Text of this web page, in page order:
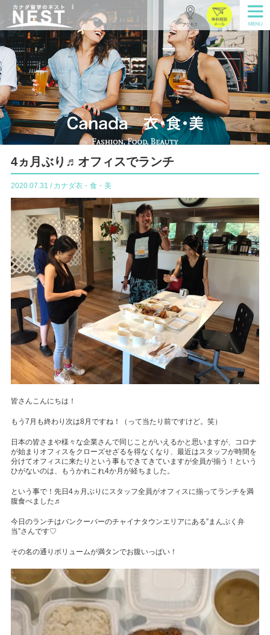
4ヵ月ぶり♬オフィスでランチ
2020.07.31 / カナダ衣・食・美
皆さんこんにちは！
もう7月も終わり次は8月ですね！（って当たり前ですけど。笑）
日本の皆さまや様々な企業さんで同じことがいえるかと思いますが、コロナ
が始まりオフィスをクローズせざるを得なくなり、最近はスタッフが時間を
分けてオフィスに来たりという事もできてきていますが全員が揃う！という
ひがないのは、もうかれこれ4か月が経ちました。
という事で！先日4ヵ月ぶりにスタッフ全員がオフィスに揃ってランチを満
腹食べました♬
今日のランチはバンクーバーのチャイナタウンエリアにある”まんぷく弁
当”さんです♡
その名の通りボリュームが満タンでお腹いっぱい！